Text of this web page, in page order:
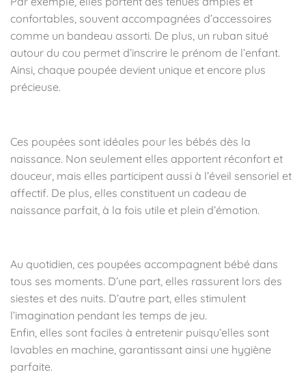
confortables, souvent accompagnées d’accessoires
comme un bandeau assorti. De plus, un ruban situé
autour du cou permet d’inscrire le prénom de l’enfant.
Ainsi, chaque poupée devient unique et encore plus
précieuse.
Ces poupées sont idéales pour les bébés dès la
naissance. Non seulement elles apportent réconfort et
douceur, mais elles participent aussi à l’éveil sensoriel et
affectif. De plus, elles constituent un cadeau de
naissance parfait, à la fois utile et plein d’émotion.
Au quotidien, ces poupées accompagnent bébé dans
tous ses moments. D’une part, elles rassurent lors des
siestes et des nuits. D’autre part, elles stimulent
l’imagination pendant les temps de jeu.
Enfin, elles sont faciles à entretenir puisqu’elles sont
lavables en machine, garantissant ainsi une hygiène
parfaite.